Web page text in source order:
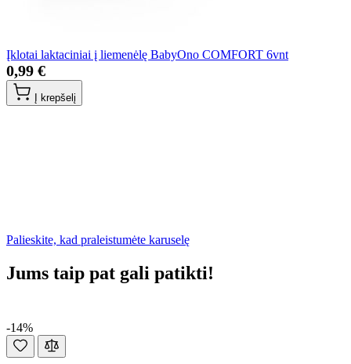
Įklotai laktaciniai į liemenėlę BabyOno COMFORT 6vnt
0,99 €
Į krepšelį
Palieskite, kad praleistumėte karuselę
Jums taip pat gali patikti!
-14%